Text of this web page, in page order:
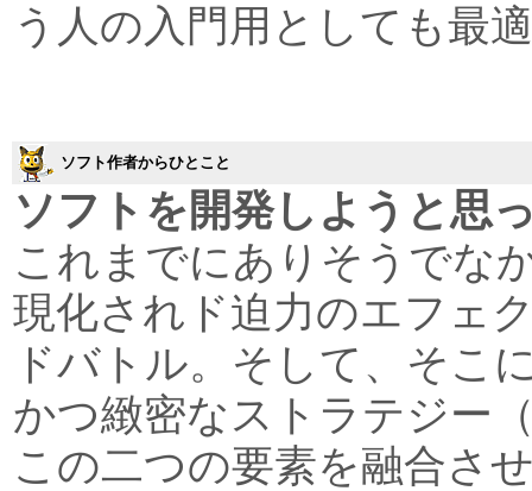
う人の入門用としても最
ソフト作者からひとこと
ソフトを開発しようと思
これまでにありそうでな
現化されド迫力のエフェ
ドバトル。そして、そこ
かつ緻密なストラテジー
この二つの要素を融合さ